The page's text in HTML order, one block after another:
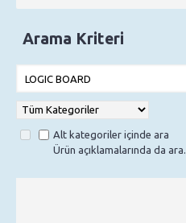
Arama Kriteri
Alt kategoriler içinde ara
Ürün açıklamalarında da ara.